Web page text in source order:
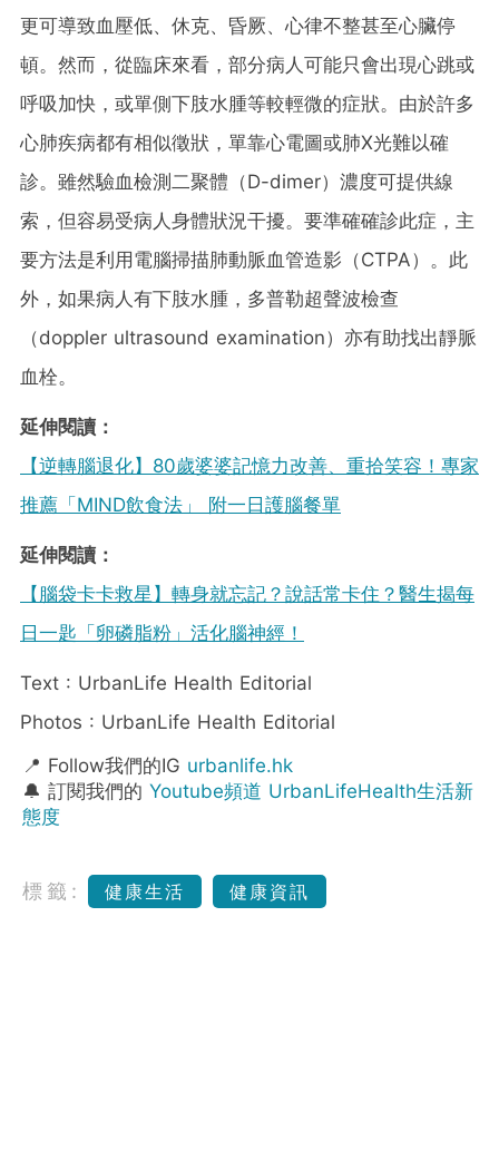
更可導致血壓低、休克、昏厥、心律不整甚至心臟停
頓。然而，從臨床來看，部分病人可能只會出現心跳或
呼吸加快，或單側下肢水腫等較輕微的症狀。由於許多
心肺疾病都有相似徵狀，單靠心電圖或肺X光難以確
診。雖然驗血檢測二聚體（D-dimer）濃度可提供線
索，但容易受病人身體狀況干擾。要準確確診此症，主
要方法是利用電腦掃描肺動脈血管造影（CTPA）。此
外，如果病人有下肢水腫，多普勒超聲波檢查
（doppler ultrasound examination）亦有助找出靜脈
血栓。
延伸閱讀：
【逆轉腦退化】80歲婆婆記憶力改善、重拾笑容！專家
推薦「MIND飲食法」 附一日護腦餐單
延伸閱讀：
【腦袋卡卡救星】轉身就忘記？說話常卡住？醫生揭每
日一匙「卵磷脂粉」活化腦神經！
Text : UrbanLife Health Editorial
Photos : UrbanLife Health Editorial
📍 Follow我們的IG urbanlife.hk
🔔 訂閱我們的 Youtube頻道 UrbanLifeHealth生活新
態度
標籤: 健康生活 健康資訊